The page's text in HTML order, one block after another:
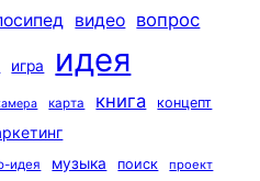
видео вопрос
игра идея
карта книга
концепт
идея музыка поиск проект